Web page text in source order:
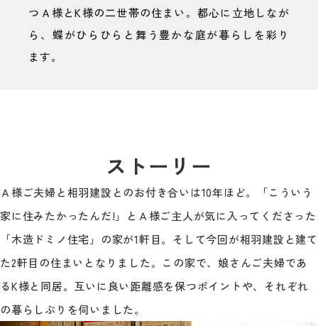
つＡ様とK様の二世帯の住まい。都心に立地しなが
ら、蝶がひらひらと舞う豊かな庭が暮らしを彩り
ます。
ストーリー
Ａ様ご夫婦と相羽建設とのお付き合いは10年ほど。「こういう
家に住みたかったんだ!」とＡ様ご主人が気に入ってくださった
「木造ドミノ住宅」の家が1軒目。そして今回が相羽建設と建て
た2軒目の住まいとなりました。この家で、娘さんご夫婦であ
るK様と同居。互いに良い距離感を保つポイントや、それぞれ
の暮らしぶりを伺いました。